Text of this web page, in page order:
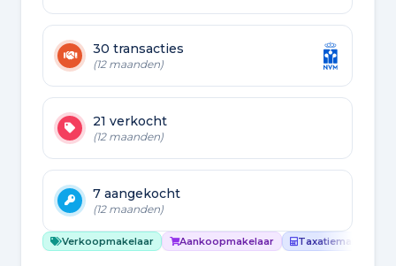
30 transacties
(12 maanden)
21 verkocht
(12 maanden)
7 aangekocht
(12 maanden)
Verkoopmakelaar Aankoopmakelaar Taxatiemakelaar